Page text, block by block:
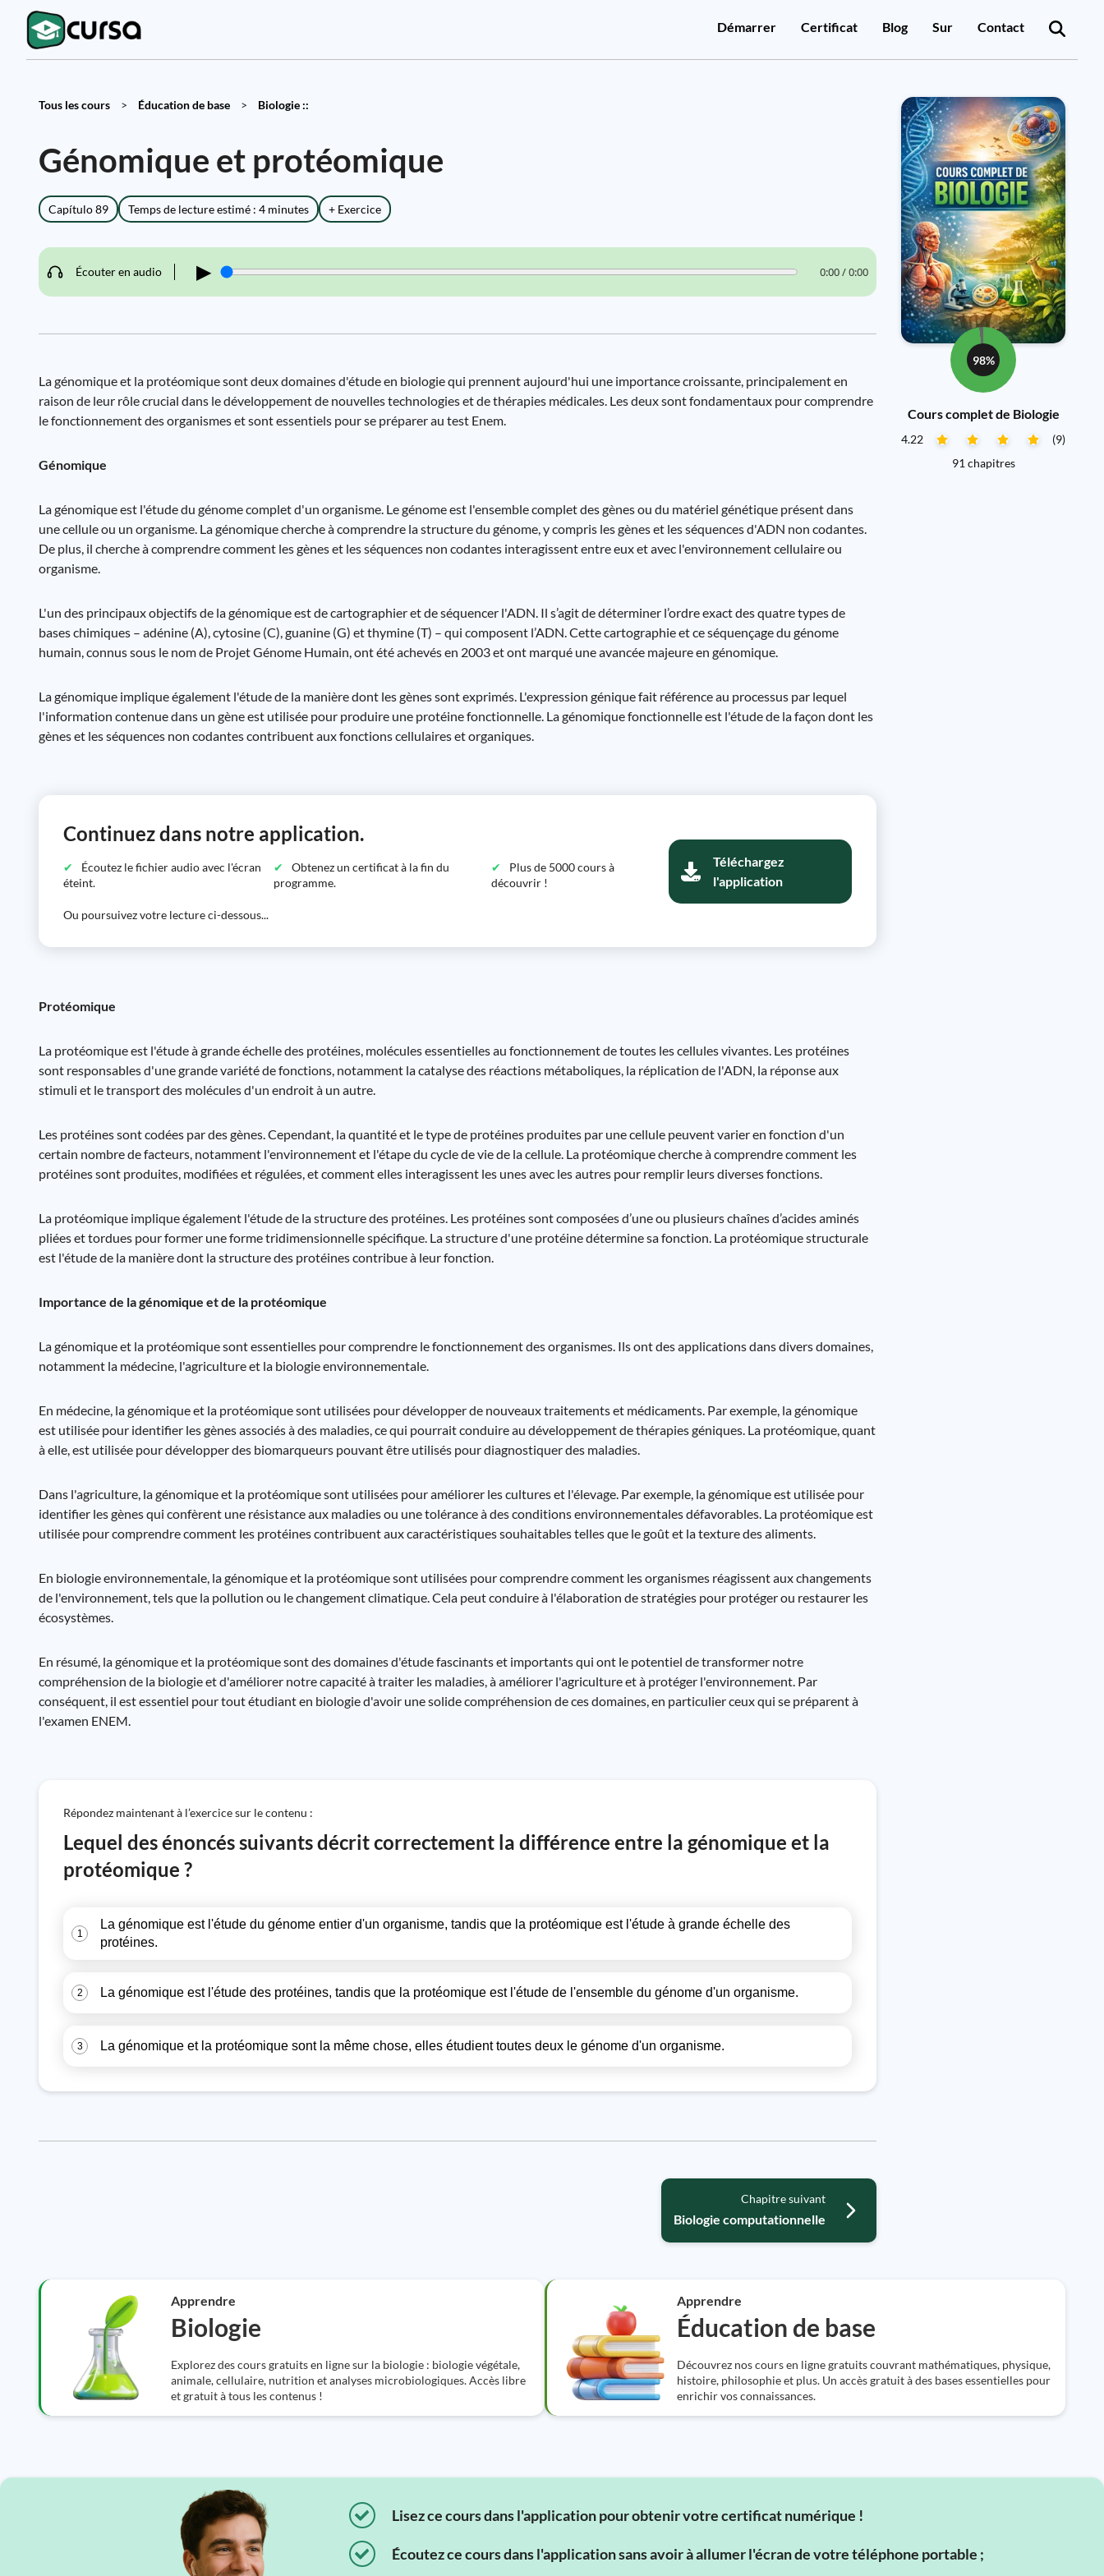
Démarrer Certificat Blog Sur Contact
Tous les cours > Éducation de base > Biologie ::
Génomique et protéomique
Capítulo 89 Temps de lecture estimé : 4 minutes + Exercice
Écouter en audio ▶ 0:00 / 0:00
La génomique et la protéomique sont deux domaines d'étude en biologie qui prennent aujourd'hui une importance croissante, principalement en
raison de leur rôle crucial dans le développement de nouvelles technologies et de thérapies médicales. Les deux sont fondamentaux pour comprendre
le fonctionnement des organismes et sont essentiels pour se préparer au test Enem.
Génomique
La génomique est l'étude du génome complet d'un organisme. Le génome est l'ensemble complet des gènes ou du matériel génétique présent dans
une cellule ou un organisme. La génomique cherche à comprendre la structure du génome, y compris les gènes et les séquences d'ADN non codantes.
De plus, il cherche à comprendre comment les gènes et les séquences non codantes interagissent entre eux et avec l'environnement cellulaire ou
organisme.
L'un des principaux objectifs de la génomique est de cartographier et de séquencer l'ADN. Il s’agit de déterminer l’ordre exact des quatre types de
bases chimiques – adénine (A), cytosine (C), guanine (G) et thymine (T) – qui composent l’ADN. Cette cartographie et ce séquençage du génome
humain, connus sous le nom de Projet Génome Humain, ont été achevés en 2003 et ont marqué une avancée majeure en génomique.
La génomique implique également l'étude de la manière dont les gènes sont exprimés. L'expression génique fait référence au processus par lequel
l'information contenue dans un gène est utilisée pour produire une protéine fonctionnelle. La génomique fonctionnelle est l'étude de la façon dont les
gènes et les séquences non codantes contribuent aux fonctions cellulaires et organiques.
Continuez dans notre application.
Écoutez le fichier audio avec l'écran
éteint.
Obtenez un certificat à la fin du
programme.
Plus de 5000 cours à
découvrir !
Ou poursuivez votre lecture ci-dessous...
Téléchargez
l'application
Protéomique
La protéomique est l'étude à grande échelle des protéines, molécules essentielles au fonctionnement de toutes les cellules vivantes. Les protéines
sont responsables d'une grande variété de fonctions, notamment la catalyse des réactions métaboliques, la réplication de l'ADN, la réponse aux
stimuli et le transport des molécules d'un endroit à un autre.
Les protéines sont codées par des gènes. Cependant, la quantité et le type de protéines produites par une cellule peuvent varier en fonction d'un
certain nombre de facteurs, notamment l'environnement et l'étape du cycle de vie de la cellule. La protéomique cherche à comprendre comment les
protéines sont produites, modifiées et régulées, et comment elles interagissent les unes avec les autres pour remplir leurs diverses fonctions.
La protéomique implique également l'étude de la structure des protéines. Les protéines sont composées d’une ou plusieurs chaînes d’acides aminés
pliées et tordues pour former une forme tridimensionnelle spécifique. La structure d'une protéine détermine sa fonction. La protéomique structurale
est l'étude de la manière dont la structure des protéines contribue à leur fonction.
Importance de la génomique et de la protéomique
La génomique et la protéomique sont essentielles pour comprendre le fonctionnement des organismes. Ils ont des applications dans divers domaines,
notamment la médecine, l'agriculture et la biologie environnementale.
En médecine, la génomique et la protéomique sont utilisées pour développer de nouveaux traitements et médicaments. Par exemple, la génomique
est utilisée pour identifier les gènes associés à des maladies, ce qui pourrait conduire au développement de thérapies géniques. La protéomique, quant
à elle, est utilisée pour développer des biomarqueurs pouvant être utilisés pour diagnostiquer des maladies.
Dans l'agriculture, la génomique et la protéomique sont utilisées pour améliorer les cultures et l'élevage. Par exemple, la génomique est utilisée pour
identifier les gènes qui confèrent une résistance aux maladies ou une tolérance à des conditions environnementales défavorables. La protéomique est
utilisée pour comprendre comment les protéines contribuent aux caractéristiques souhaitables telles que le goût et la texture des aliments.
En biologie environnementale, la génomique et la protéomique sont utilisées pour comprendre comment les organismes réagissent aux changements
de l'environnement, tels que la pollution ou le changement climatique. Cela peut conduire à l'élaboration de stratégies pour protéger ou restaurer les
écosystèmes.
En résumé, la génomique et la protéomique sont des domaines d'étude fascinants et importants qui ont le potentiel de transformer notre
compréhension de la biologie et d'améliorer notre capacité à traiter les maladies, à améliorer l'agriculture et à protéger l'environnement. Par
conséquent, il est essentiel pour tout étudiant en biologie d'avoir une solide compréhension de ces domaines, en particulier ceux qui se préparent à
l'examen ENEM.
Répondez maintenant à l’exercice sur le contenu :
Lequel des énoncés suivants décrit correctement la différence entre la génomique et la
protéomique ?
1
La génomique est l'étude du génome entier d'un organisme, tandis que la protéomique est l'étude à grande échelle des
protéines.
2 La génomique est l'étude des protéines, tandis que la protéomique est l'étude de l'ensemble du génome d'un organisme.
3 La génomique et la protéomique sont la même chose, elles étudient toutes deux le génome d'un organisme.
Chapitre suivant
Biologie computationnelle
98%
Cours complet de Biologie
4.22
(9)
91 chapitres
Apprendre
Biologie
Explorez des cours gratuits en ligne sur la biologie : biologie végétale,
animale, cellulaire, nutrition et analyses microbiologiques. Accès libre
et gratuit à tous les contenus !
Apprendre
Éducation de base
Découvrez nos cours en ligne gratuits couvrant mathématiques, physique,
histoire, philosophie et plus. Un accès gratuit à des bases essentielles pour
enrichir vos connaissances.
Lisez ce cours dans l'application pour obtenir votre certificat numérique !
Écoutez ce cours dans l'application sans avoir à allumer l'écran de votre téléphone portable ;